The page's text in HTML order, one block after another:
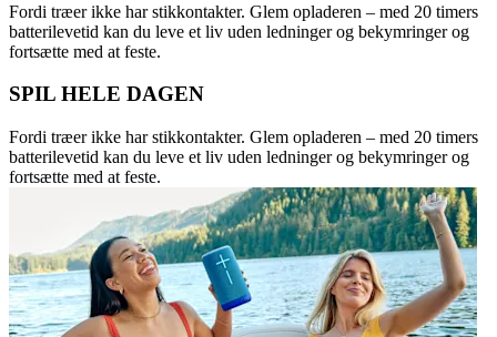
Fordi træer ikke har stikkontakter. Glem opladeren – med 20 timers
batterilevetid kan du leve et liv uden ledninger og bekymringer og
fortsætte med at feste.
SPIL HELE DAGEN
Fordi træer ikke har stikkontakter. Glem opladeren – med 20 timers
batterilevetid kan du leve et liv uden ledninger og bekymringer og
fortsætte med at feste.